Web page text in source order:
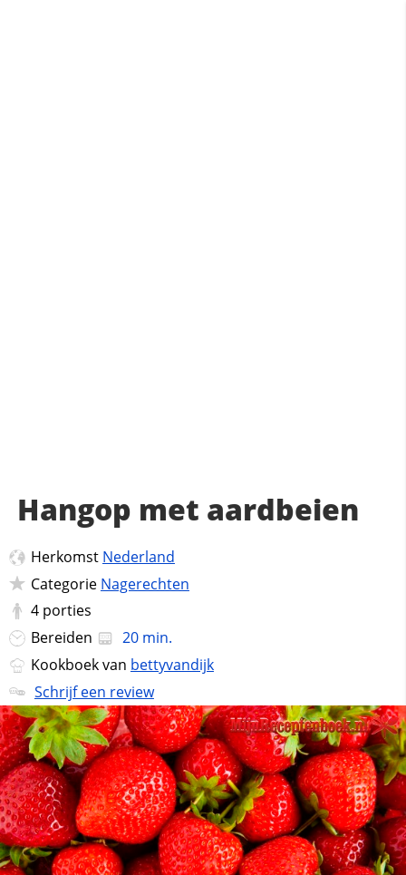
Hangop met aardbeien
Herkomst Nederland
Categorie Nagerechten
4 porties
Bereiden
20 min.
Kookboek van bettyvandijk
Schrijf een review